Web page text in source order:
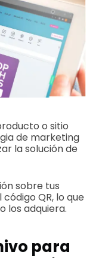
o sitio
de marketing
la solución de
sobre tus
QR, lo que
los adquiera.
para